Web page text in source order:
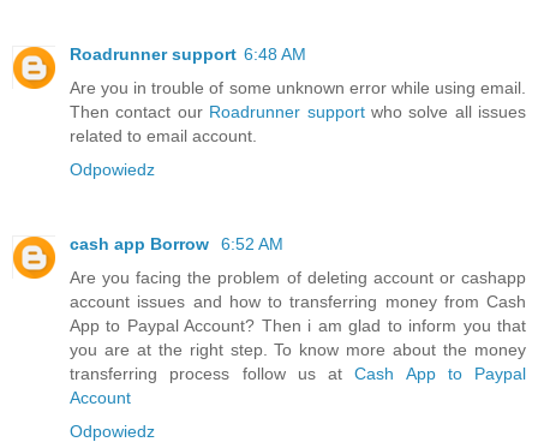
Roadrunner support 6:48 AM
Are you in trouble of some unknown error while using email.
Then contact our Roadrunner supportwho solve all issues
related to email account.
Odpowiedz
cash app Borrow
6:52 AM
Are you facing the problem of deleting account or cashapp
account issues and how to transferring money from Cash
App to Paypal Account? Then i am glad to inform you that
you are at the right step. To know more about the money
transferring process follow us atCash App to Paypal
Account
Odpowiedz